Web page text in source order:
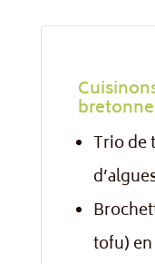
Trio de
tofu)